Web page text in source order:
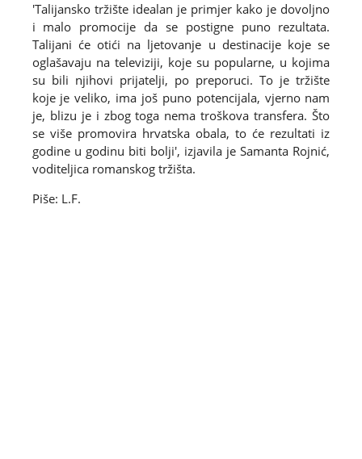
'Talijansko tržište idealan je primjer kako je dovoljno
i malo promocije da se postigne puno rezultata.
Talijani će otići na ljetovanje u destinacije koje se
oglašavaju na televiziji, koje su popularne, u kojima
su bili njihovi prijatelji, po preporuci. To je tržište
koje je veliko, ima još puno potencijala, vjerno nam
je, blizu je i zbog toga nema troškova transfera. Što
se više promovira hrvatska obala, to će rezultati iz
godine u godinu biti bolji', izjavila je Samanta Rojnić,
voditeljica romanskog tržišta.
Piše: L.F.